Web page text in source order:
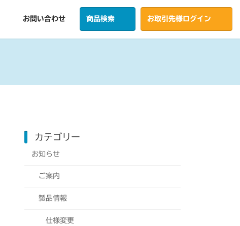
お問い合わせ 商品検索 お取引先様ログイン
カテゴリー
お知らせ
ご案内
製品情報
仕様変更